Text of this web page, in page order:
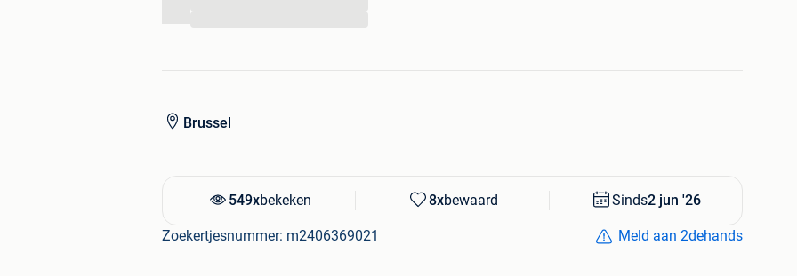
Brussel
549xbekeken 8xbewaard Sinds2 jun '26
Zoekertjesnummer: m2406369021 Meld aan 2dehands